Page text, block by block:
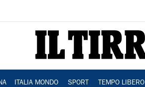
ITALIA MONDO SPORT TEMPO LIBERO